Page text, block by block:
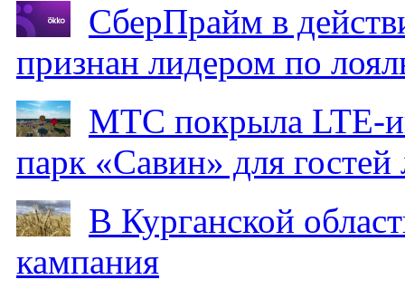
СберПрайм в
признан лидером по
МТС покрыла LTE-
парк «Савин» для гостей
В Курганской
кампания